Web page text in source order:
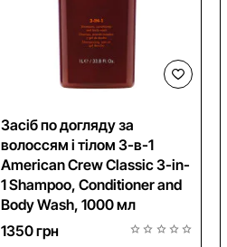
Засіб по догляду за
волоссям і тілом 3-в-1
American Crew Classic 3-in-
1 Shampoo, Conditioner and
Body Wash, 1000 мл
1350 грн